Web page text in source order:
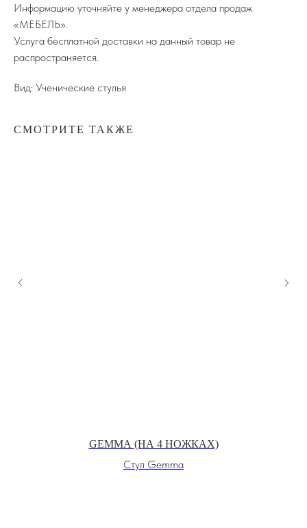
Информацию уточняйте у менеджера отдела продаж
«МЕБЕЛЬ».
Услуга бесплатной доставки на данный товар не
распространяется.
Вид: Ученические стулья
СМОТРИТЕ ТАКЖЕ
GEMMA (НА 4 НОЖКАХ)
Стул Gemma